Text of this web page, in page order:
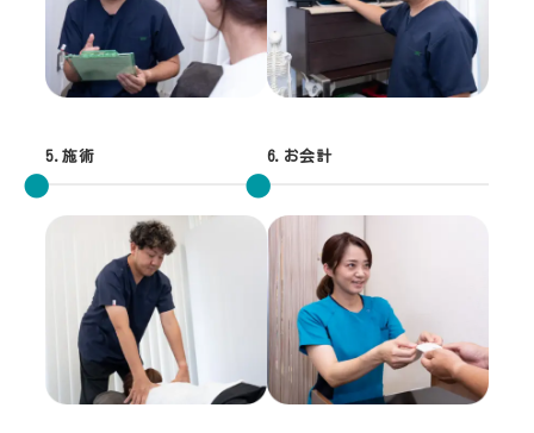
5.施術 6.お会計